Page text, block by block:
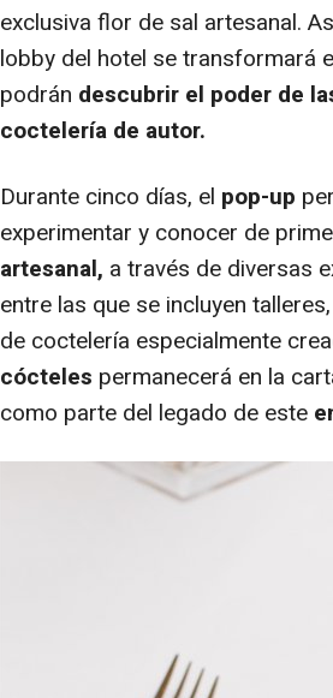
exclusiva flor de sal artesanal.
lobby del hotel se transformará
podrán descubrir el poder de
coctelería de autor.
Durante cinco días, el pop-up
experimentar y conocer de
artesanal, a través de diversas
entre las que se incluyen
de coctelería especialmente
cócteles permanecerá en la
como parte del legado de este